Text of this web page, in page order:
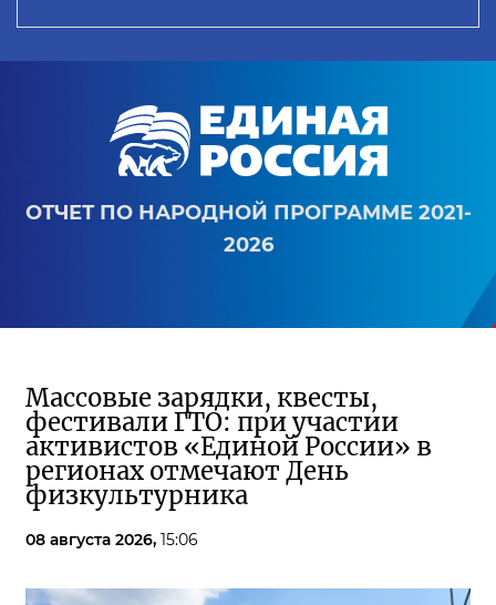
ОТЧЕТ ПО НАРОДНОЙ ПРОГРАММЕ 2021-
2026
Массовые зарядки, квесты,
фестивали ГТО: при участии
активистов «Единой России» в
регионах отмечают День
физкультурника
08 августа 2026, 15:06